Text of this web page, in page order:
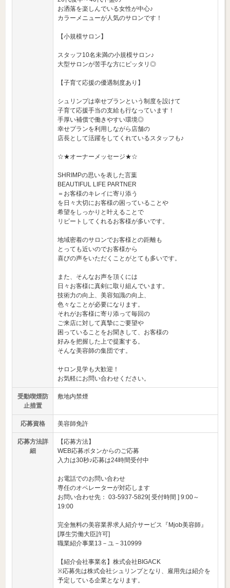
お洒落を楽しんでいる女性が中心♪
カラーメニューが人気のサロンです！
【小規模サロン】
スタッフ10名未満の小規模サロン♪
大型サロンが苦手な方にピッタリ◎
【子育て応援の優遇制度あり】
シュリンプは幸せプランという制度を設けて
子育て応援手当の支給も行なっています！
手厚い補償で働きやすい環境◎
幸せプランを利用しながら店舗の
店長として活躍をしてくれているスタッフも♪
☆★オーナーメッセージ★☆
SHRIMPの思いを表した言葉
BEAUTIFUL LIFE PARTNER
＝お客様のキレイに寄り添う
を日々大切にお客様の困っていることや
希望をしっかりと叶えることで
リピートしてくれるお客様が多いです。
地域密着のサロンでお客様との距離も
とっても近いのでお客様から
喜びの声をいただくことがとても多いです。
また、そんなお声を頂くには
日々お客様に真剣に取り組んでいます。
技術力の向上、美容知識の向上、
色々なことが必要になります。
それがお客様に寄り添って毎回の
ご来店に対して真摯にご要望や
困っていることをお聞きして、お客様の
好みを把握した上で提案する。
そんな美容師の集団です。
サロン見学も大歓迎！
お気軽にお問い合わせください。
受動喫煙防
止措置
敷地内禁煙
応募資格 美容師免許
応募方法詳
細
【応募方法】
WEB応募ボタンからのご応募
入力は30秒♪応募は24時間受付中
お電話でのお問い合わせ
専任のオペレーターが対応します
お問い合わせ先： 03-5937-5829[ 受付時間 ] 9:00～
19:00
完全無料の美容業界求人紹介サービス『Mjob美容師』
[厚生労働大臣許可]
職業紹介事業13－ユ－310999
【紹介会社事業名】株式会社BIGACK
※応募先は株式会社シュリンプとなり、雇用先は紹介を
予定している企業となります。